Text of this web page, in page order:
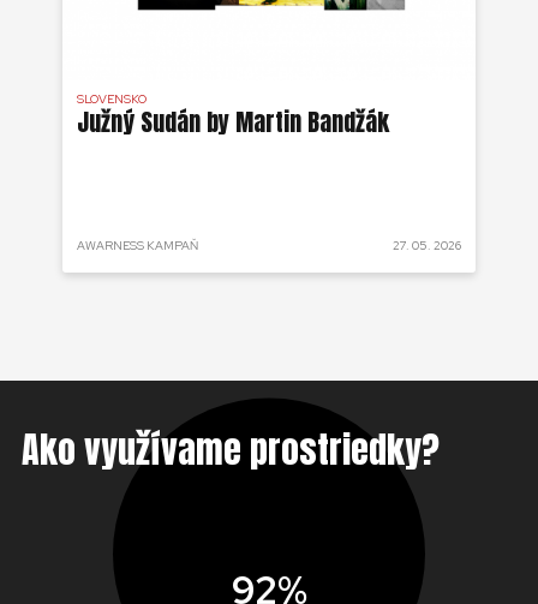
SLOVENSKO
Južný Sudán by Martin Bandžák
AWARNESS KAMPAŇ 27. 05. 2026
Ako využívame prostriedky?
92%